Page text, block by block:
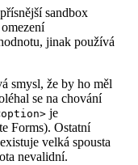
sandbox
jinak používá
smysl, že by ho měl
se na chování
je
Forms). Ostatní
velká spousta
nevalidní.